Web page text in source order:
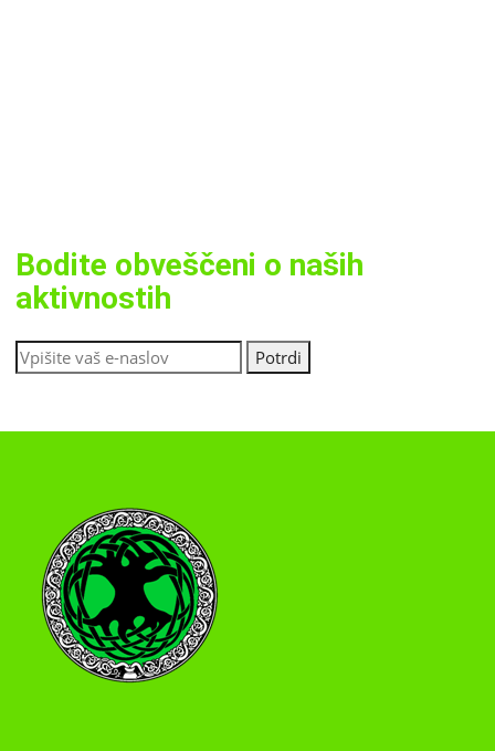
Bodite obveščeni o naših
aktivnostih